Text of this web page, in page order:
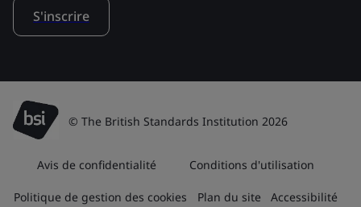
S'inscrire
© The British Standards Institution 2026
Avis de confidentialité Conditions d'utilisation
Politique de gestion des cookies Plan du site Accessibilité